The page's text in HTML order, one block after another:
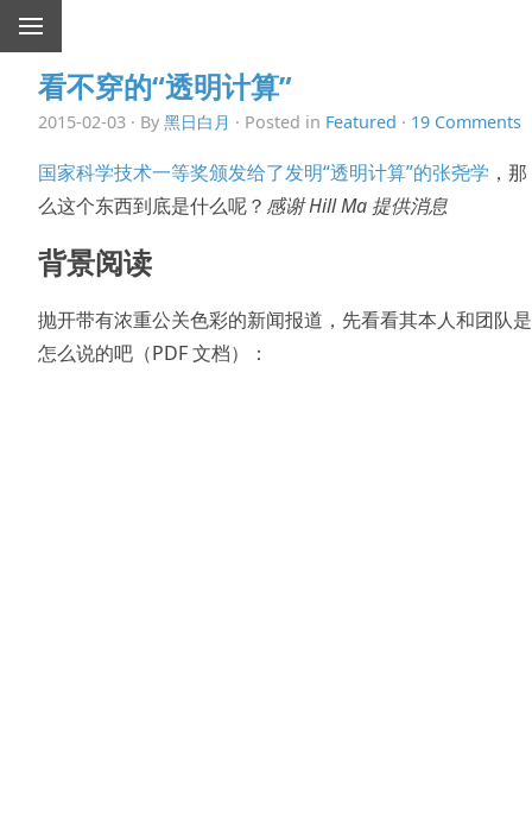
看不穿的“透明计算”
2015-02-03 · By 黑日白月 · Posted in Featured · 19 Comments
国家科学技术一等奖颁发给了发明“透明计算”的张尧学 ，那
么这个东西到底是什么呢？ 感谢 Hill Ma 提供消息
背景阅读
抛开带有浓重公关色彩的新闻报道，先看看其本人和团队是
怎么说的吧（PDF 文档）：